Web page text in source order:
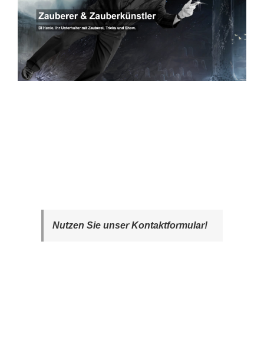
Nutzen Sie unser Kontaktformular!